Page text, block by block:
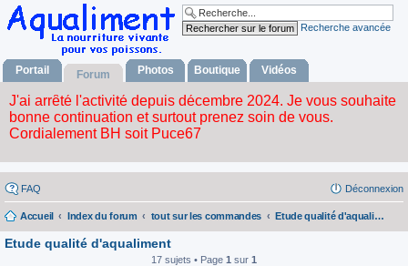
Recherche avancée
Portail Forum Photos Boutique Vidéos
FAQ Déconnexion
Accueil Index du forum tout sur les commandes Etude qualité d'aqualiment
Etude qualité d'aqualiment
17 sujets • Page 1 sur 1